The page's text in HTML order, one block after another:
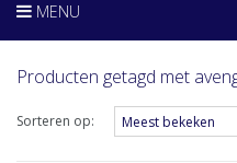
MENU
Producten getagd met
Sorteren op: